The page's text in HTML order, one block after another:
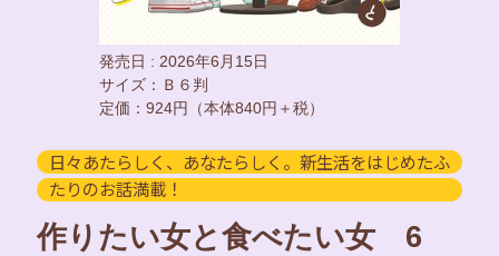
発売日 : 2026年6月15日
サイズ：Ｂ６判
定価：924円（本体840円＋税）
日々あたらしく、あなたらしく。新生活をはじめたふ
たりのお話満載！
作りたい女と食べたい女 6